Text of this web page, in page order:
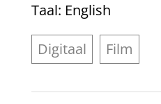
Taal: English
Digitaal Film